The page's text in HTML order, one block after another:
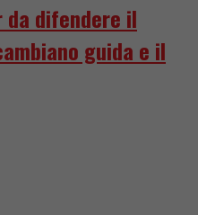
difendere il
guida e il